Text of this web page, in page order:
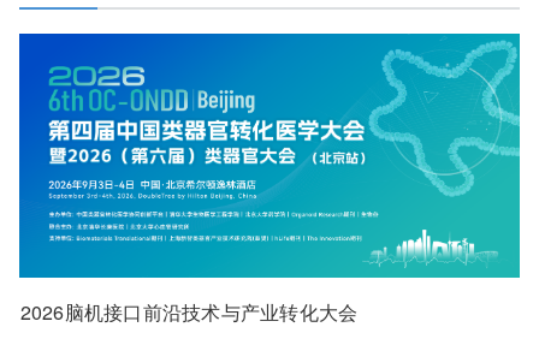
2026脑机接口前沿技术与产业转化大会